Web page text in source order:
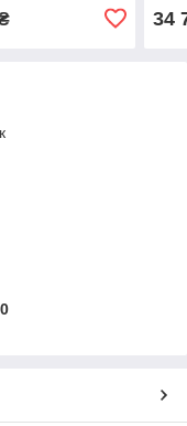
оливковий
34